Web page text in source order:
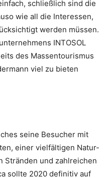
schließlich sind die
wie all die Interessen,
werden müssen.
INTOSOL
des Massentourismus
viel zu bieten
seine Besucher mit
einer vielfältigen Natur-
Stränden und zahlreichen
sollte 2020 definitiv auf